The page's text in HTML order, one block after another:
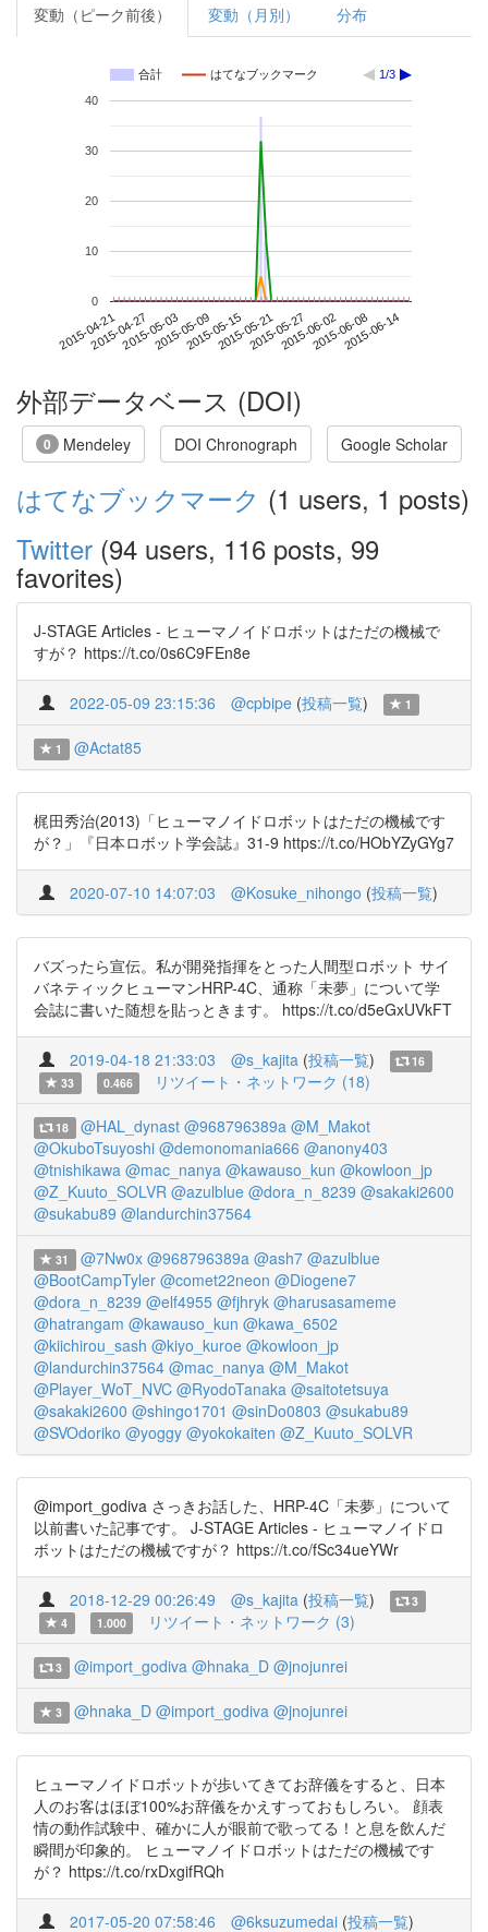
変動（ピーク前後） 変動（月別） 分布
合計 はてなブックマーク 1/3
2015-04-212015-04-272015-05-032015-05-092015-05-152015-05-212015-05-272015-06-022015-06-082015-06-14
0
10
20
30
40
外部データベース (DOI)
0 Mendeley DOI Chronograph Google Scholar
はてなブックマーク (1 users, 1 posts)
Twitter (94 users, 116 posts, 99
favorites)
J-STAGE Articles - ヒューマノイドロボットはただの機械で
すが？ https://t.co/0s6C9FEn8e
2022-05-09 23:15:36 @cpbipe (投稿一覧) 1
1 @Actat85
梶田秀治(2013)「ヒューマノイドロボットはただの機械です
が？」『日本ロボット学会誌』31-9 https://t.co/HObYZyGYg7
2020-07-10 14:07:03 @Kosuke_nihongo (投稿一覧)
バズったら宣伝。私が開発指揮をとった人間型ロボット サイ
バネティックヒューマンHRP-4C、通称「未夢」について学
会誌に書いた随想を貼っときます。 https://t.co/d5eGxUVkFT
2019-04-18 21:33:03 @s_kajita (投稿一覧)
16
33
0.466 リツイート・ネットワーク (18)
18 @HAL_dynast @968796389a @M_Makot
@OkuboTsuyoshi @demonomania666 @anony403
@tnishikawa @mac_nanya @kawauso_kun @kowloon_jp
@Z_Kuuto_SOLVR @azulblue @dora_n_8239 @sakaki2600
@sukabu89 @landurchin37564
31 @7Nw0x @968796389a @ash7 @azulblue
@BootCampTyler @comet22neon @Diogene7
@dora_n_8239 @elf4955 @fjhryk @harusasameme
@hatrangam @kawauso_kun @kawa_6502
@kiichirou_sash @kiyo_kuroe @kowloon_jp
@landurchin37564 @mac_nanya @M_Makot
@Player_WoT_NVC @RyodoTanaka @saitotetsuya
@sakaki2600 @shingo1701 @sinDo0803 @sukabu89
@SVOdoriko @yoggy @yokokaiten @Z_Kuuto_SOLVR
@import_godiva さっきお話した、HRP-4C「未夢」について
以前書いた記事です。 J-STAGE Articles - ヒューマノイドロ
ボットはただの機械ですが？ https://t.co/fSc34ueYWr
2018-12-29 00:26:49 @s_kajita (投稿一覧)
3
4
1.000 リツイート・ネットワーク (3)
3 @import_godiva @hnaka_D @jnojunrei
3 @hnaka_D @import_godiva @jnojunrei
ヒューマノイドロボットが歩いてきてお辞儀をすると、日本
人のお客はほぼ100%お辞儀をかえすっておもしろい。 顔表
情の動作試験中、確かに人が眼前で歌ってる！と息を飲んだ
瞬間が印象的。 ヒューマノイドロボットはただの機械です
が？ https://t.co/rxDxgifRQh
2017-05-20 07:58:46 @6ksuzumedai (投稿一覧)